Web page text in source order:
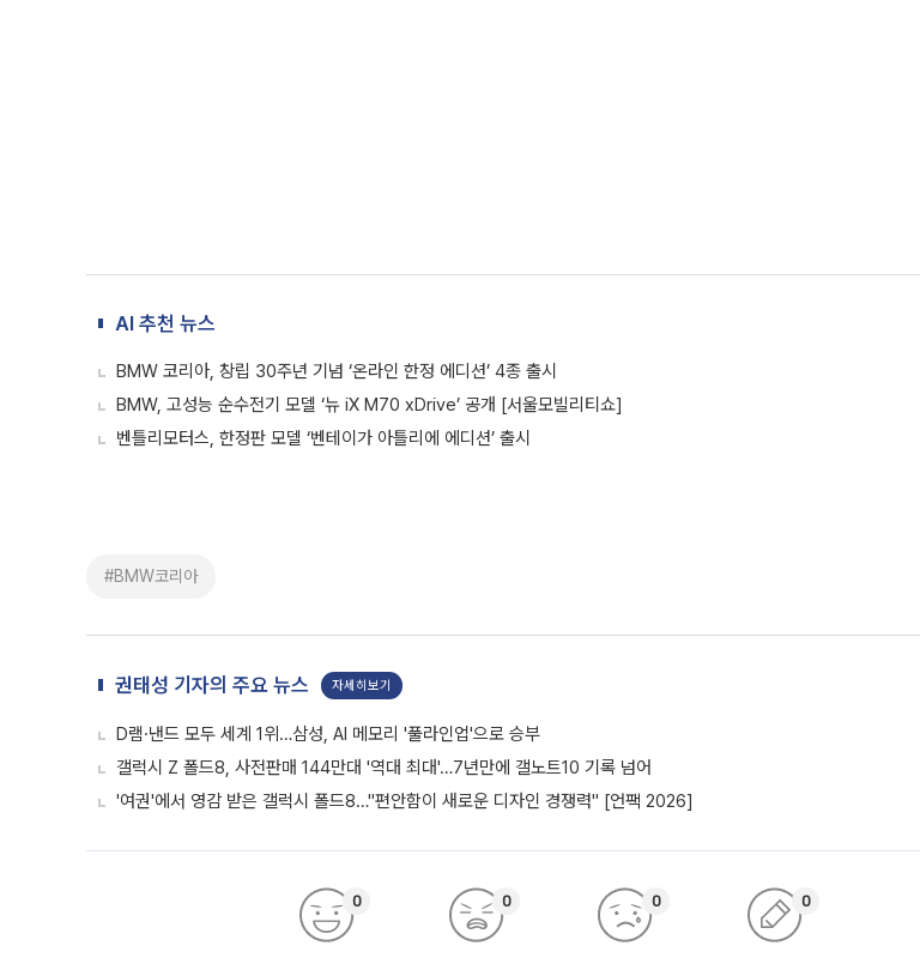
AI 추천 뉴스
BMW 코리아, 창립 30주년 기념 ‘온라인 한정 에디션’ 4종 출시
BMW, 고성능 순수전기 모델 ‘뉴 iX M70 xDrive’ 공개 [서울모빌리티쇼]
벤틀리모터스, 한정판 모델 ‘벤테이가 아틀리에 에디션’ 출시
#BMW코리아
권태성 기자의 주요 뉴스 자세히보기
D램·낸드 모두 세계 1위…삼성, AI 메모리 '풀라인업'으로 승부
갤럭시 Z 폴드8, 사전판매 144만대 '역대 최대'…7년만에 갤노트10 기록 넘어
'여권'에서 영감 받은 갤럭시 폴드8…"편안함이 새로운 디자인 경쟁력" [언팩 2026]
0 0 0 0